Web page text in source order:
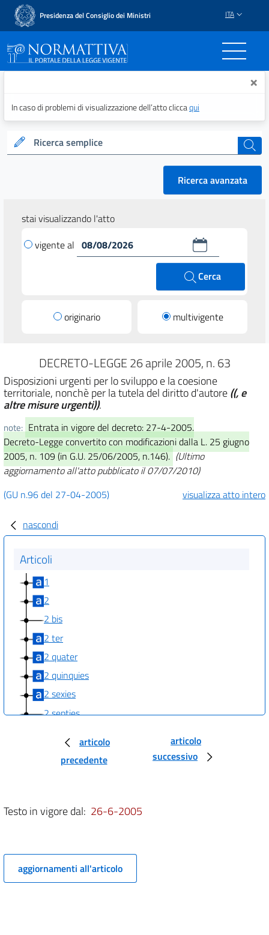
Presidenza del Consiglio dei Ministri ITA
Normattiva - Il portale ×
In caso di problemi di visualizzazione dell’atto cliccaqui
Ricerca semplice cerca
Ricerca avanzata
stai visualizzando l'atto
vigente al
Cerca
originario multivigente
DECRETO-LEGGE 26 aprile 2005, n. 63
Disposizioni urgenti per lo sviluppo e la coesione
territoriale, nonchè per la tutela del diritto d'autore((, e
altre misure urgenti)).
note: Entrata in vigore del decreto: 27-4-2005.
Decreto-Legge convertito con modificazioni dalla L. 25 giugno
2005, n. 109 (in G.U. 25/06/2005, n.146). (Ultimo
aggiornamento all'atto pubblicato il 07/07/2010)
(GU n.96 del 27-04-2005)
visualizza atto intero
nascondi
Articoli
1
2
2 bis
2 ter
2 quater
2 quinquies
2 sexies
2 septies
2 novies
2 decies
articolo
precedente
articolo
successivo
Testo in vigore dal: 26-6-2005
aggiornamenti all'articolo